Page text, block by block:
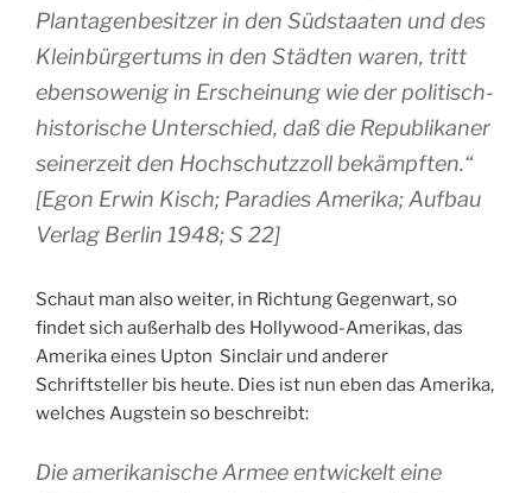
Plantagenbesitzer in den Südstaaten und des
Kleinbürgertums in den Städten waren, tritt
ebensowenig in Erscheinung wie der politisch-
historische Unterschied, daß die Republikaner
seinerzeit den Hochschutzzoll bekämpften.“
[Egon Erwin Kisch; Paradies Amerika; Aufbau
Verlag Berlin 1948; S 22]
Schaut man also weiter, in Richtung Gegenwart, so
findet sich außerhalb des Hollywood-Amerikas, das
Amerika eines Upton Sinclair und anderer
Schriftsteller bis heute. Dies ist nun eben das Amerika,
welches Augstein so beschreibt:
Die amerikanische Armee entwickelt eine